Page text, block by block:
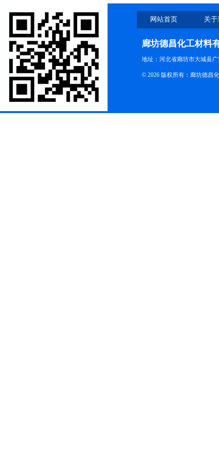
网站首页 关
廊坊德昌化工材料
地址：河北省廊坊市大城县
© 2026 版权所有：廊坊德昌